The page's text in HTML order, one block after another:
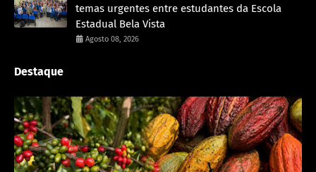
temas urgentes entre estudantes da Escola
Estadual Bela Vista
Agosto 08, 2026
Destaque